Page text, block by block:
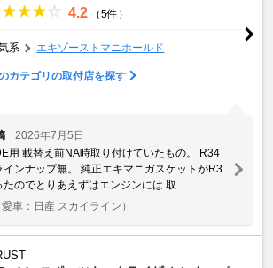
4.2 （5件）
系 エキゾーストマニホールド
カテゴリの取付店を探す
2026年7月5日
用 載替え前NA時取り付けていたもの。 R34
インナップ無。 純正エキマニガスケットがR3
のでとりあえずはエンジンには 取 ...
愛車：日産 スカイライン）